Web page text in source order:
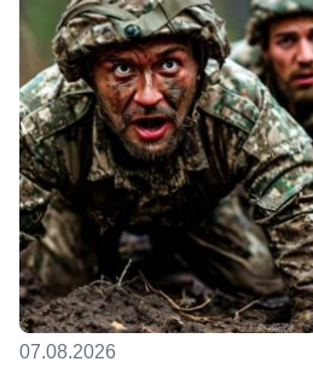
07.08.2026